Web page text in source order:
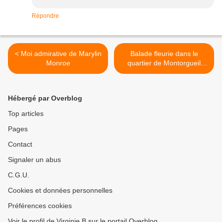
Répondre
< Moi admirative de Marylin
Monroe
Balade fleurie dans le
quartier de Montorgueil
(Paris) >
Hébergé par Overblog
Top articles
Pages
Contact
Signaler un abus
C.G.U.
Cookies et données personnelles
Préférences cookies